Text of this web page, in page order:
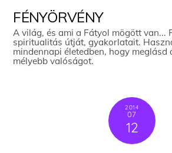
content
FÉNYÖRVÉNY
A világ, és ami a Fátyol mögött van...
spiritualitás útját, gyakorlatait.
mindennapi életedben, hogy meglásd
mélyebb valóságot.
2014
07
12